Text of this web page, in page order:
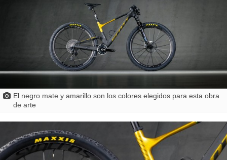
El negro mate y amarillo son los colores elegidos para esta obra
de arte